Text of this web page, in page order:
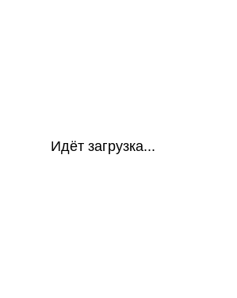
Идёт загрузка...